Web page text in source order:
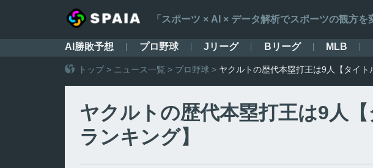
「スポーツ × AI × データ解析でスポーツの観方を
AI勝敗予想 プロ野球 Jリーグ Bリーグ MLB
トップ> ニュース一覧 > プロ野球 > ヤクルトの歴代本塁打王は9人【タイト
ヤクルトの歴代本塁打王は9人
ランキング】